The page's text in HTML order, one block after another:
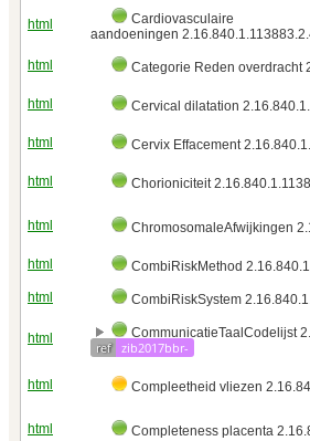
html
Cardiovasculaire
aandoeningen
html
Categorie Reden overdracht
html Cervical dilatation
html Cervix Effacement
html Chorioniciteit
html ChromosomaleAfwijkingen
html
CombiRiskMethod
html
CombiRiskSystem
html CommunicatieTaalCodelijst
ref zib2017bbr-
html Compleetheid vliezen
html Completeness placenta